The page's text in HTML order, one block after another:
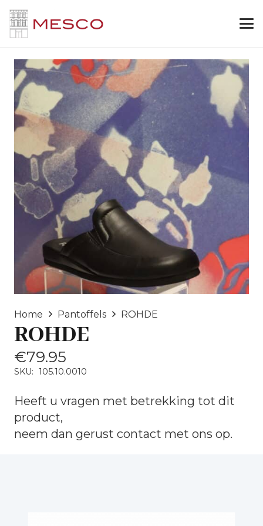
Home Pantoffels ROHDE
ROHDE
€79.95
SKU: 105.10.0010
Heeft u vragen met betrekking tot dit
product,
neem dan gerust contact met ons op.